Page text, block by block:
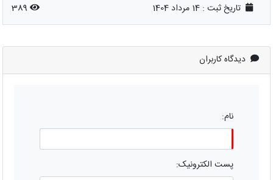
تاریخ ثبت : 14 مرداد 1404 389
دیدگاه کاربران
نام:
پست الکترونیک: